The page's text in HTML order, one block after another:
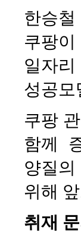
한승
쿠팡
일자
성공모
쿠팡
함께
양질
위해
취재 문